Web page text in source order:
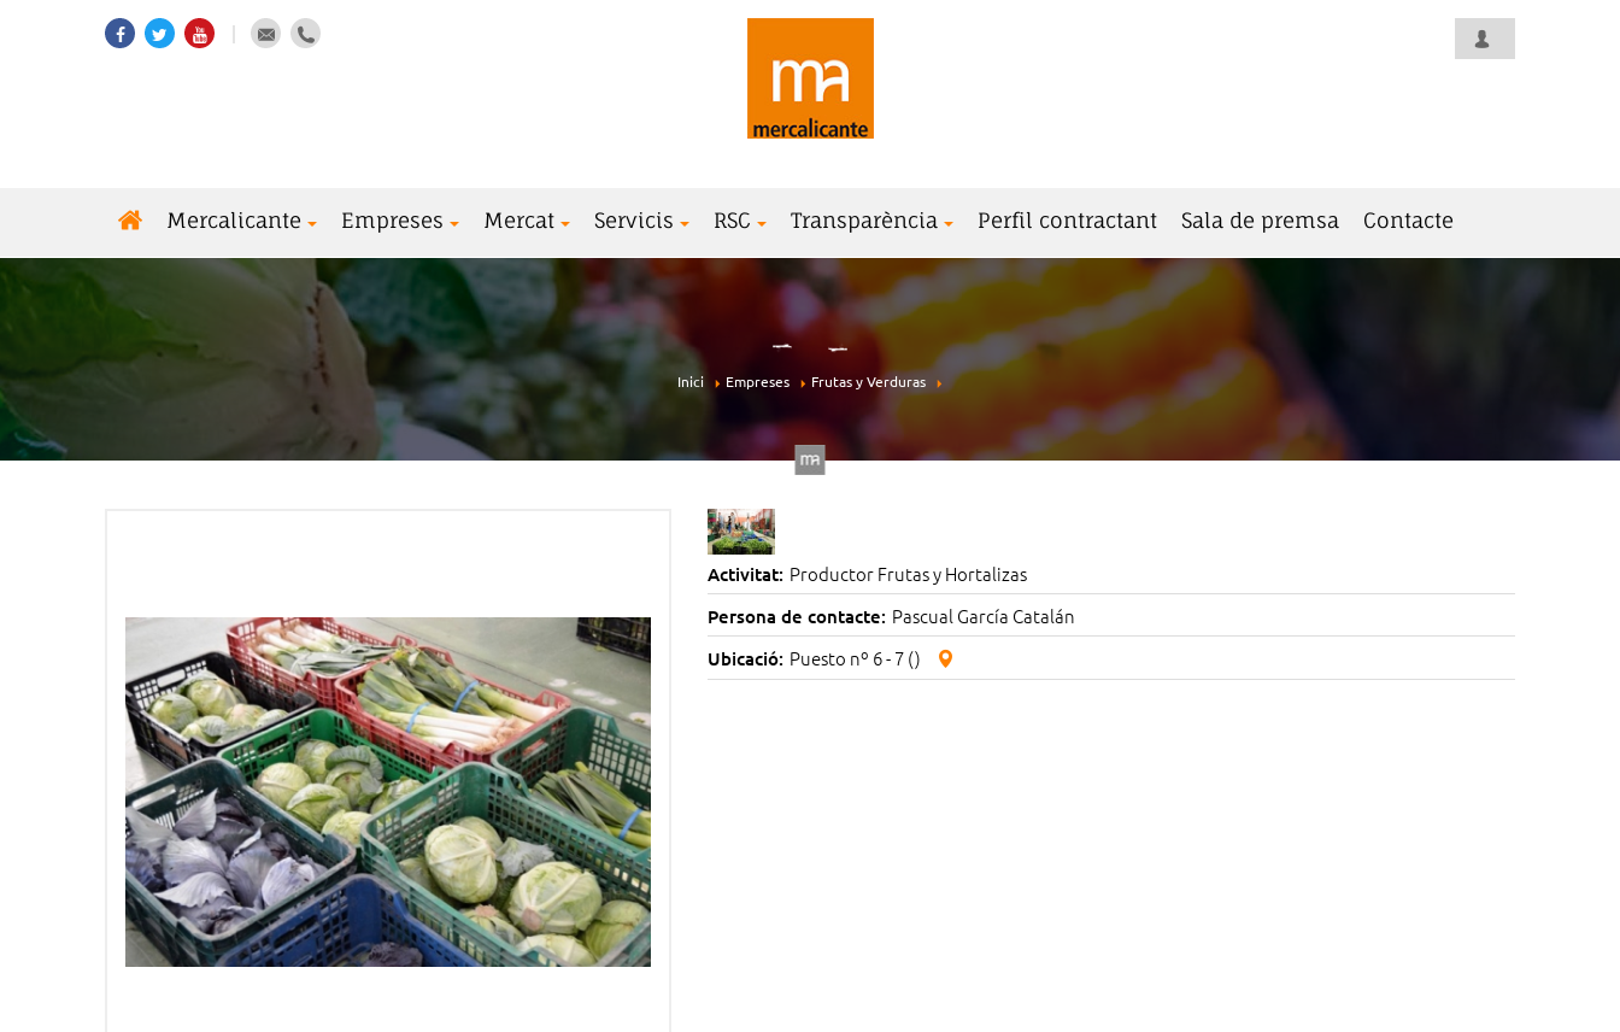
Mercalicante Empreses Mercat Servicis RSC Transparència Perfil contractant Sala de premsa Contacte
Inici Empreses Frutas y Verduras
Activitat: Productor Frutas y Hortalizas
Persona de contacte: Pascual García Catalán
Ubicació: Puesto nº 6 - 7 ()